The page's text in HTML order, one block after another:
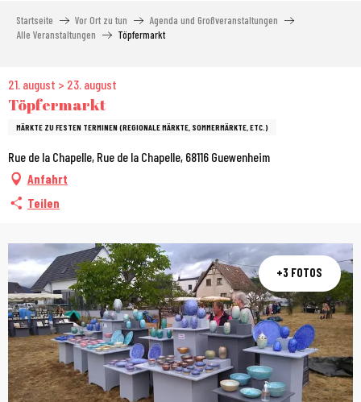
Startseite Vor Ort zu tun
Agenda und Großveranstaltungen
Alle Veranstaltungen
Töpfermarkt
21. august > 23. august
Töpfermarkt
MÄRKTE ZU FESTEN TERMINEN (REGIONALE MÄRKTE, SOMMERMÄRKTE, ETC.)
Rue de la Chapelle, Rue de la Chapelle, 68116 Guewenheim
Anfahrt
Teilen
+3 FOTOS